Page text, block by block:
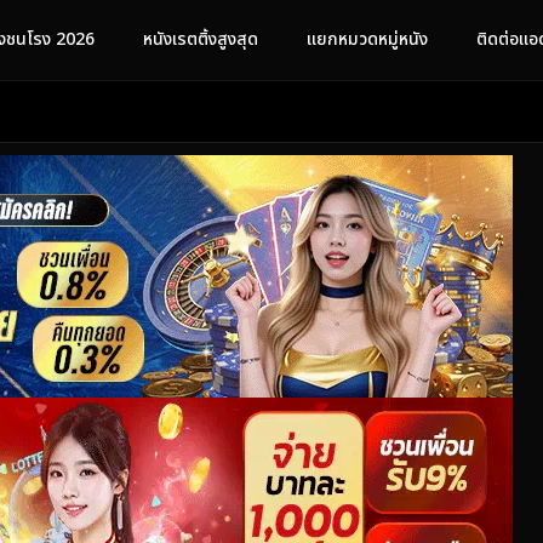
นโรง 2026 หนังเรตติ้งสูงสุด แยกหมวดหมู่หนัง ติดต่อแ